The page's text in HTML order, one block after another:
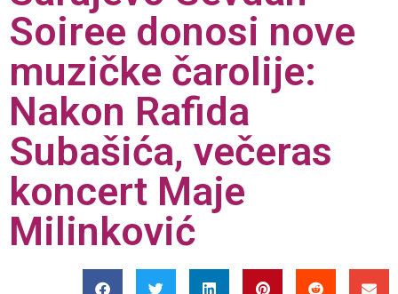
Soiree donosi nove
muzičke čarolije:
Nakon Rafida
Subašića, večeras
koncert Maje
Milinković